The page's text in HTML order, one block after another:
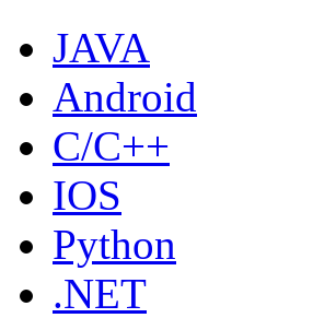
JAVA
Android
C/C++
IOS
Python
.NET